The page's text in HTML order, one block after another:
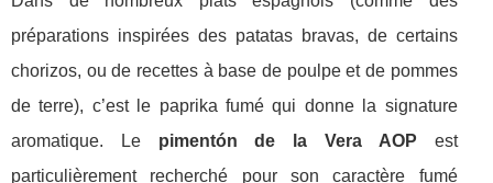
préparations inspirées des patatas bravas, de certains
chorizos, ou de recettes à base de poulpe et de pommes
de terre), c’est le paprika fumé qui donne la signature
aromatique. Le pimentón de la Vera AOP est
particulièrement recherché pour son caractère fumé